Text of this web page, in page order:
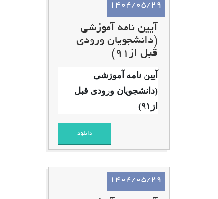
1404/05/29
آیین نامه آموزشی
(دانشجویان ورودی
قبل از۹۱)
آیین نامه آموزشی
(دانشجویان ورودی قبل
از۹۱)
دانلود
1404/05/29